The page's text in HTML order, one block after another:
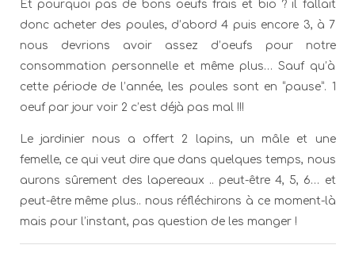
Et pourquoi pas de bons oeufs frais et bio ? il fallait
donc acheter des poules, d’abord 4 puis encore 3, à 7
nous devrions avoir assez d’oeufs pour notre
consommation personnelle et même plus… Sauf qu’à
cette période de l’année, les poules sont en “pause”. 1
oeuf par jour voir 2 c’est déjà pas mal !!!
Le jardinier nous a offert 2 lapins, un mâle et une
femelle, ce qui veut dire que dans quelques temps, nous
aurons sûrement des lapereaux .. peut-être 4, 5, 6… et
peut-être même plus.. nous réfléchirons à ce moment-là
mais pour l’instant, pas question de les manger !